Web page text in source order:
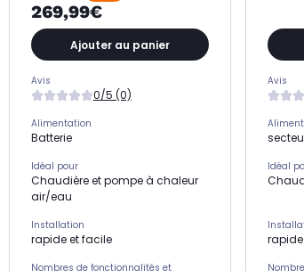
269,99€
Ajouter au panier
Avis
0/5 (0)
Alimentation
Batterie
Idéal pour
Chaudière et pompe à chaleur
air/eau
Installation
rapide et facile
Nombres de fonctionnalités et
Avis
Idéal